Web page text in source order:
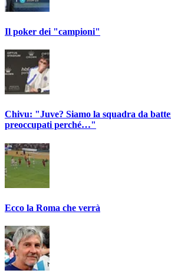
Il poker dei "campioni"
Chivu: "Juve? Siamo la squadra da
preoccupati perché…"
Ecco la Roma che verrà